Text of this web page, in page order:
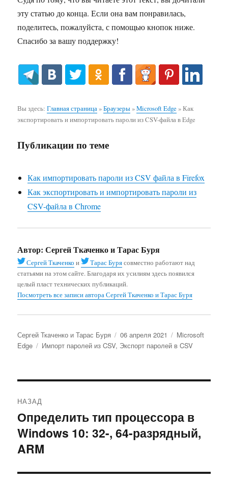
эту статью до конца. Если она вам понравилась,
поделитесь, пожалуйста, с помощью кнопок ниже.
Спасибо за вашу поддержку!
Вы здесь:Главная страница»Браузеры»Microsoft Edge »Как
экспортировать и импортировать пароли из CSV-файла в Edge
Публикации по теме
Как импортировать пароли из CSV файла в Firefox
Как экспортировать и импортировать пароли из
CSV-файла в Chrome
Автор: Сергей Ткаченко и Тарас Буря
Сергей Ткаченко и Тарас Бурясовместно работают над
статьями на этом сайте. Благодаря их усилиям здесь появился
целый пласт технических публикаций.
Посмотреть все записи автора Сергей Ткаченко и Тарас Буря
Автор
Сергей Ткаченко и Тарас Буря Опубликовано
06 апреля 2021 Рубрики
Microsoft
Edge
Метки
Импорт паролей из CSV, Экспорт паролей в CSV
по
записям
НАЗАД
Предыдущая
запись:
Определить тип процессора в
Windows 10: 32-, 64-разрядный,
ARM